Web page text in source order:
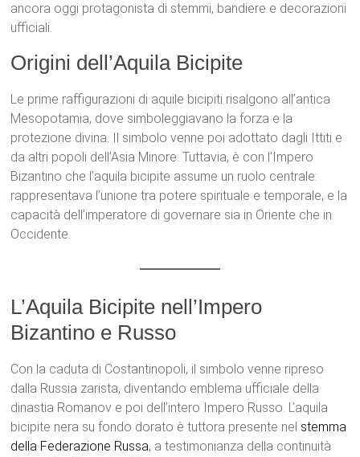
ancora oggi protagonista di stemmi, bandiere e decorazioni
ufficiali.
Origini dell’Aquila Bicipite
Le prime raffigurazioni di aquile bicipiti risalgono all’antica
Mesopotamia, dove simboleggiavano la forza e la
protezione divina. Il simbolo venne poi adottato dagli Ittiti e
da altri popoli dell’Asia Minore. Tuttavia, è con l’Impero
Bizantino che l’aquila bicipite assume un ruolo centrale:
rappresentava l’unione tra potere spirituale e temporale, e la
capacità dell’imperatore di governare sia in Oriente che in
Occidente.
L’Aquila Bicipite nell’Impero
Bizantino e Russo
Con la caduta di Costantinopoli, il simbolo venne ripreso
dalla Russia zarista, diventando emblema ufficiale della
dinastia Romanov e poi dell’intero Impero Russo. L’aquila
bicipite nera su fondo dorato è tuttora presente nel stemma
della Federazione Russa, a testimonianza della continuità